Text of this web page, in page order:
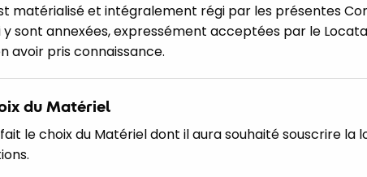
matérialisé et intégralement régi par les présentes
y sont annexées, expressément acceptées par le
avoir pris connaissance.
du Matériel
le choix du Matériel dont il aura souhaité souscrire